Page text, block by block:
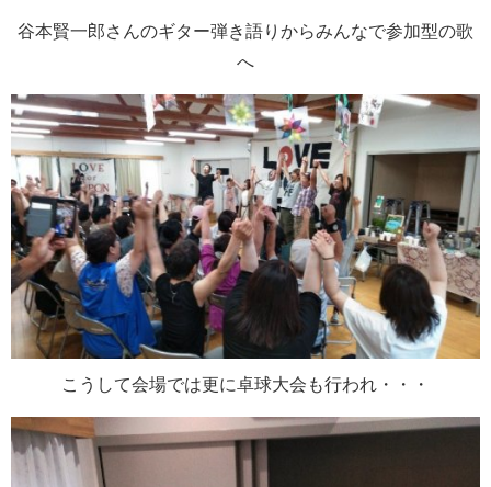
谷本賢一郎さんのギター弾き語りからみんなで参加型の歌
へ
こうして会場では更に卓球大会も行われ・・・